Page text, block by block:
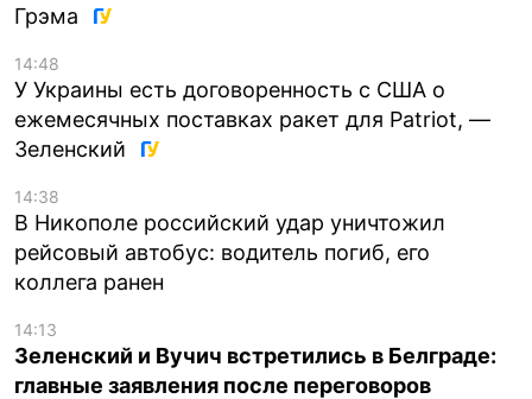
Грэма
14:48
У Украины есть договоренность с США о
ежемесячных поставках ракет для Patriot, —
Зеленский
14:38
В Никополе российский удар уничтожил
рейсовый автобус: водитель погиб, его
коллега ранен
14:13
Зеленский и Вучич встретились в Белграде:
главные заявления после переговоров